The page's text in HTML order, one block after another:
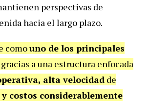
perspectivas de
hacia el largo plazo.
comouno de los principales
gracias a una estructura enfocada
alta velocidad de
y costos considerablemente